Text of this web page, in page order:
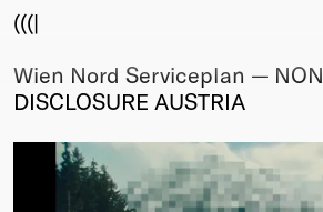
(((|
About
Club
Sponsors
Fair Work
Wien Nord Serviceplan — NON
DISCLOSURE AUSTRIA